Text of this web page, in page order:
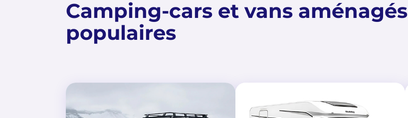
Camping-cars et vans aménagés
populaires